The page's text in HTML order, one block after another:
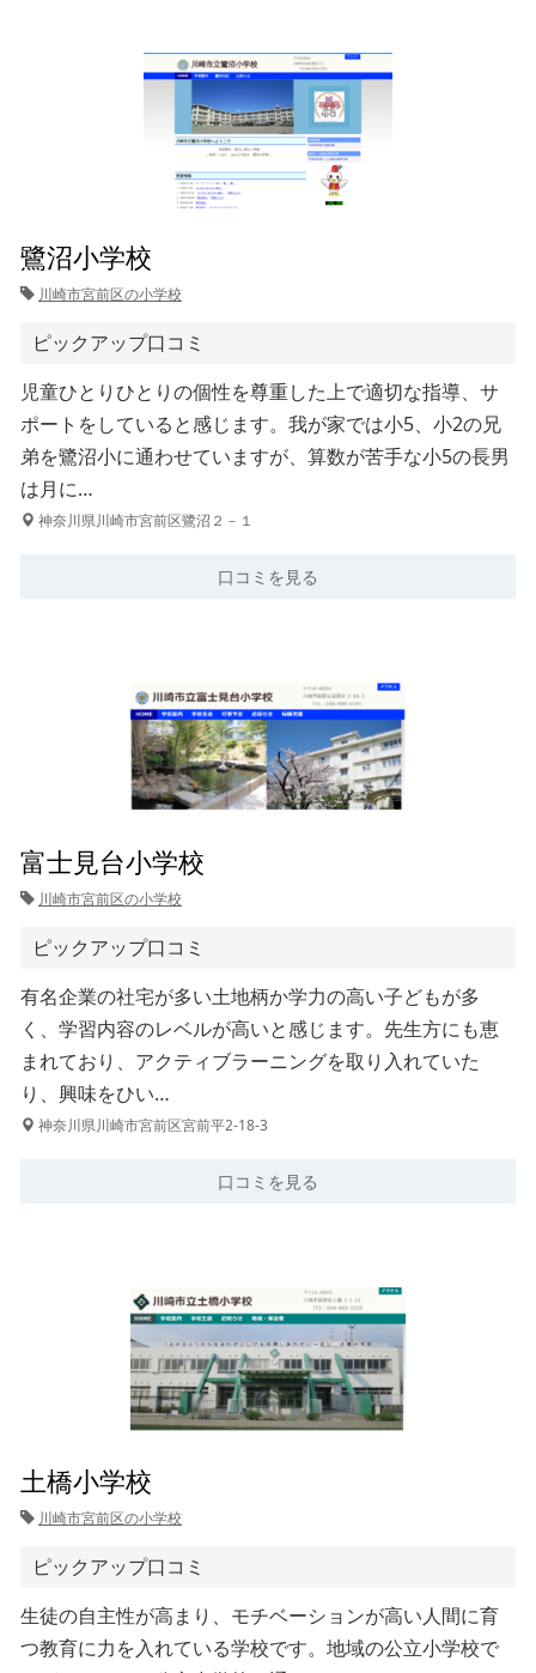
鷺沼小学校
川崎市宮前区の小学校
ピックアップ口コミ
児童ひとりひとりの個性を尊重した上で適切な指導、サ
ポートをしていると感じます。我が家では小5、小2の兄
弟を鷺沼小に通わせていますが、算数が苦手な小5の長男
は月に…
神奈川県川崎市宮前区鷺沼２－１
口コミを見る
富士見台小学校
川崎市宮前区の小学校
ピックアップ口コミ
有名企業の社宅が多い土地柄か学力の高い子どもが多
く、学習内容のレベルが高いと感じます。先生方にも恵
まれており、アクティブラーニングを取り入れていた
り、興味をひい…
神奈川県川崎市宮前区宮前平2-18-3
口コミを見る
土橋小学校
川崎市宮前区の小学校
ピックアップ口コミ
生徒の自主性が高まり、モチベーションが高い人間に育
つ教育に力を入れている学校です。地域の公立小学校で